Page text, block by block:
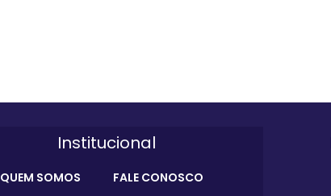
Institucional
QUEM SOMOS FALE CONOSCO